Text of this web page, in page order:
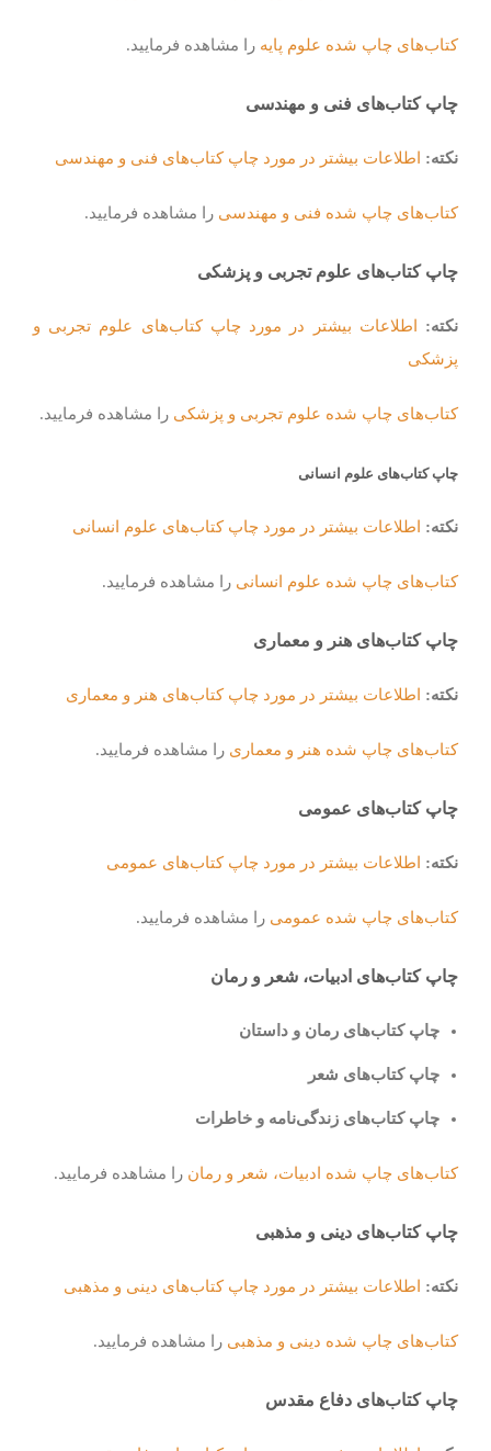
کتاب‌های چاپ شده علوم پایه را مشاهده فرمایید.
چاپ کتاب‌های فنی و مهندسی
نکته: اطلاعات بیشتر در مورد چاپ کتاب‌های فنی و مهندسی
کتاب‌های چاپ شده فنی و مهندسی را مشاهده فرمایید.
چاپ کتاب‌های علوم تجربی و پزشکی
نکته:
اطلاعات بیشتر در مورد چاپ کتاب‌های علوم تجربی و
پزشکی
کتاب‌های چاپ شده علوم تجربی و پزشکی را مشاهده فرمایید.
چاپ کتاب‌های علوم انسانی
نکته: اطلاعات بیشتر در مورد چاپ کتاب‌های علوم انسانی
کتاب‌های چاپ شده علوم انسانی را مشاهده فرمایید.
چاپ کتاب‌های هنر و معماری
نکته: اطلاعات بیشتر در مورد چاپ کتاب‌های هنر و معماری
کتاب‌های چاپ شده هنر و معماری را مشاهده فرمایید.
چاپ کتاب‌های عمومی
نکته: اطلاعات بیشتر در مورد چاپ کتاب‌های عمومی
کتاب‌های چاپ شده عمومی را مشاهده فرمایید.
چاپ کتاب‌های ادبیات، شعر و رمان
چاپ کتاب‌های رمان و داستان
چاپ کتاب‌های شعر
چاپ کتاب‌های زندگی‌نامه و خاطرات
کتاب‌های چاپ شده ادبیات، شعر و رمان را مشاهده فرمایید.
چاپ کتاب‌های دینی و مذهبی
نکته: اطلاعات بیشتر در مورد چاپ کتاب‌های دینی و مذهبی
کتاب‌های چاپ شده دینی و مذهبی را مشاهده فرمایید.
چاپ کتاب‌های دفاع مقدس